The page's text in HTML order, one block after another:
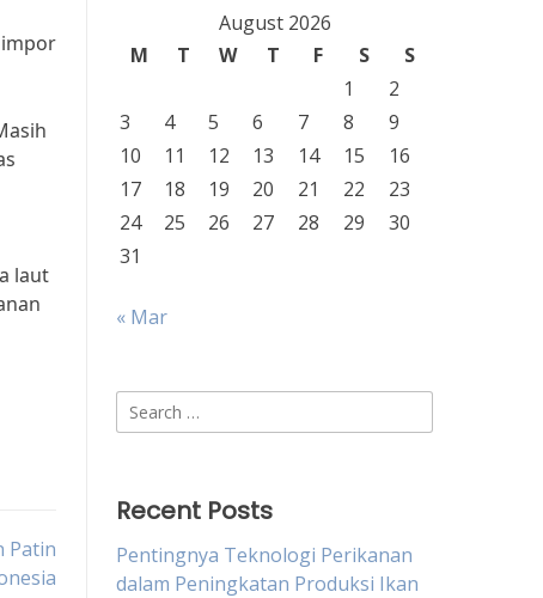
laut
Patin
August 2026
M
T W T F S
S
1
2
3
4 5 6 7 8
9
10
11 12 13 14 15
16
17
18 19 20 21 22
23
24
25 26 27 28 29
30
31
« Mar
Search
for:
Recent Posts
Pentingnya Teknologi Perikanan
dalam Peningkatan Produksi Ikan